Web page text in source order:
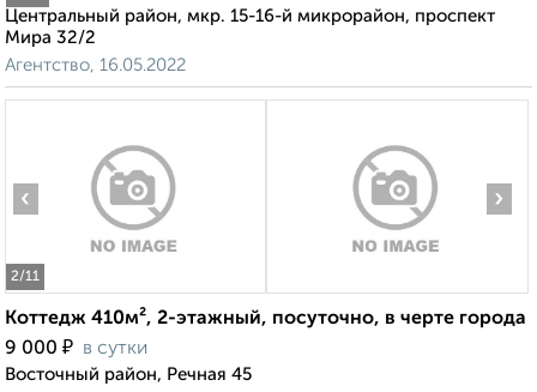
Центральный район, мкр. 15-16-й микрорайон, проспект
Мира 32/2
Агентство, 16.05.2022
2/11
‹ ›
Коттедж 410м², 2-этажный, посуточно, в черте города
9 000 ₽ в сутки
Восточный район, Речная 45